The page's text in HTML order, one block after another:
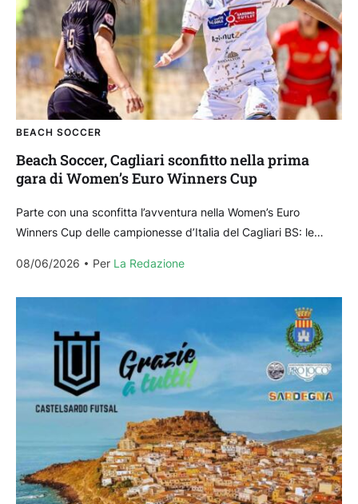
BEACH SOCCER
Beach Soccer, Cagliari sconfitto nella prima
gara di Women’s Euro Winners Cup
Parte con una sconfitta l’avventura nella Women’s Euro
Winners Cup delle campionesse d’Italia del Cagliari BS: le
08/06/2026
Per La Redazione